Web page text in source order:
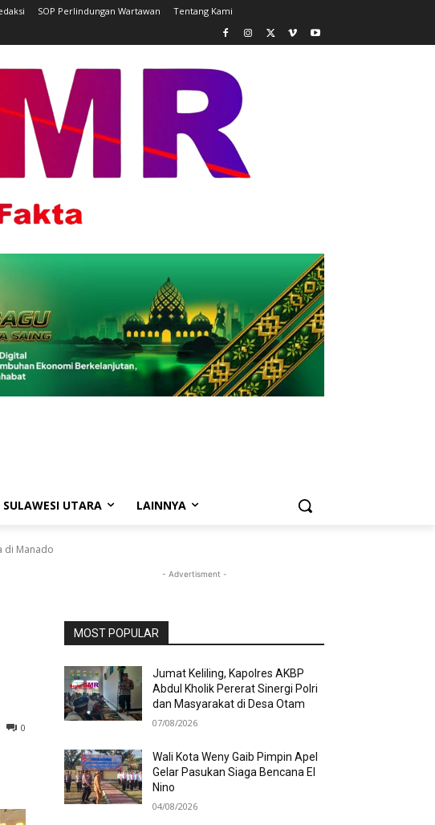
SOP Perlindungan Wartawan Tentang Kami
SULAWESI UTARA LAINNYA
di Manado
0
- Advertisment -
MOST POPULAR
Jumat Keliling, Kapolres AKBP
Abdul Kholik Pererat Sinergi Polri
dan Masyarakat di Desa Otam
07/08/2026
Wali Kota Weny Gaib Pimpin Apel
Gelar Pasukan Siaga Bencana El
Nino
04/08/2026